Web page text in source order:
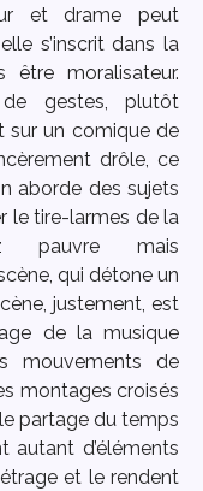
et drame peut
s’inscrit dans la
être moralisateur.
de gestes, plutôt
sur un comique de
drôle, ce
aborde des sujets
le tire-larmes de la
pauvre mais
qui détone un
justement, est
de la musique
mouvements de
montages croisés
partage du temps
autant d’éléments
et le rendent